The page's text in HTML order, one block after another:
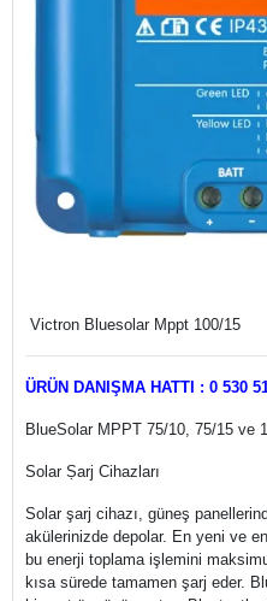
Victron Bluesolar Mppt 100/15
ÜRÜN DANIŞMA HATTI : 0 530
BlueSolar MPPT 75/10, 75/15 ve
Solar Ṣarj Cihazları
Solar şarj cihazı, güneş
akülerinizde depolar. En yeni ve
bu enerji toplama işlemini
kısa sürede tamamen şarj eder.